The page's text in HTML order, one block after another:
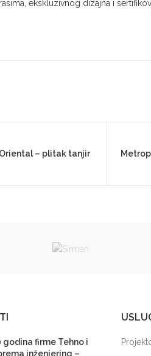
ekskluzivnog dizajna i
– plitak tanjir
godina firme Tehno i
inženjering –